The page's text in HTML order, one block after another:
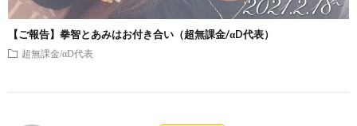
【ご報告】拳智とあみはお付き合い（超無課金/αD代表）
超無課金/αD代表